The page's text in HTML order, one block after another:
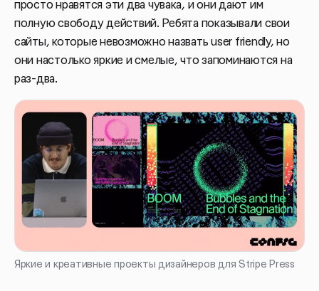
просто нравятся эти два чувака, и они дают им
полную свободу действий. Ребята показывали свои
сайты, которые невозможно назвать user friendly, но
они настолько яркие и смелые, что запоминаются на
раз-два.
Яркие и креативные проекты дизайнеров для Stripe Press